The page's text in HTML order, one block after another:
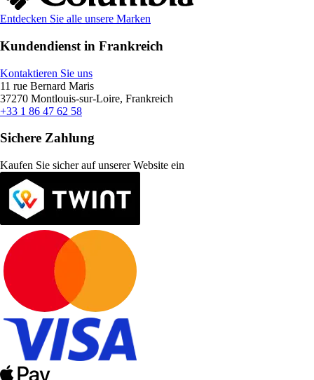
Entdecken Sie alle unsere Marken
Kundendienst in Frankreich
Kontaktieren Sie uns
11 rue Bernard Maris
37270 Montlouis-sur-Loire, Frankreich
+33 1 86 47 62 58
Sichere Zahlung
Kaufen Sie sicher auf unserer Website ein